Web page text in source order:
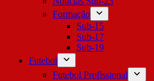
Formação
Sub-15
Sub-17
Sub-19
Futebol
Futebol Profissional